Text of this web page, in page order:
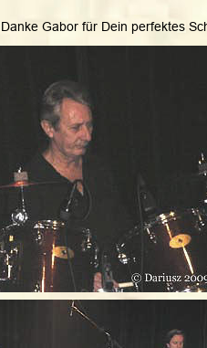
Danke Gabor für Dein perfektes